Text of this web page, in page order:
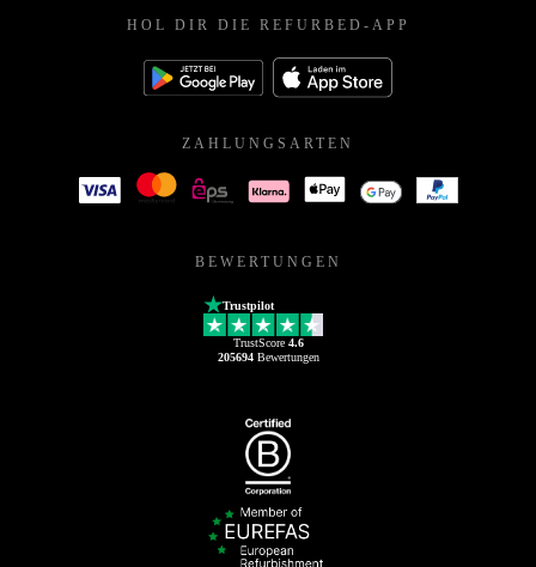
HOL DIR DIE REFURBED-APP
ZAHLUNGSARTEN
BEWERTUNGEN
Trustpilot
TrustScore 4.6
205694Bewertungen